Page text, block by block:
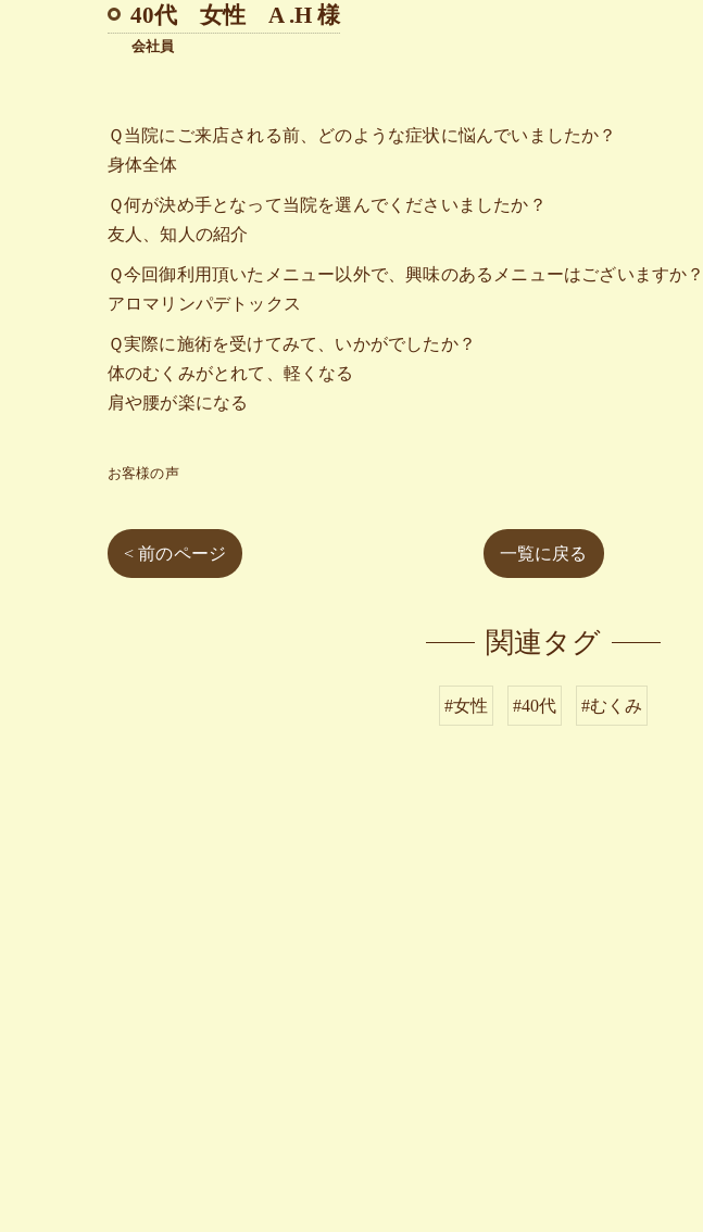
40代 女性 A .H 様
会社員
Ｑ当院にご来店される前、どのような症状に悩んでいましたか？
身体全体
Ｑ何が決め手となって当院を選んでくださいましたか？
友人、知人の紹介
Ｑ今回御利用頂いたメニュー以外で、興味のあるメニューはございますか？
アロマリンパデトックス
Ｑ実際に施術を受けてみて、いかがでしたか？
体のむくみがとれて、軽くなる
肩や腰が楽になる
お客様の声
< 前のページ 一覧に戻る
関連タグ
#女性 #40代 #むくみ